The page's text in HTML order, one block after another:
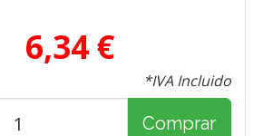
6,34 €
*IVA Incluido
Comprar